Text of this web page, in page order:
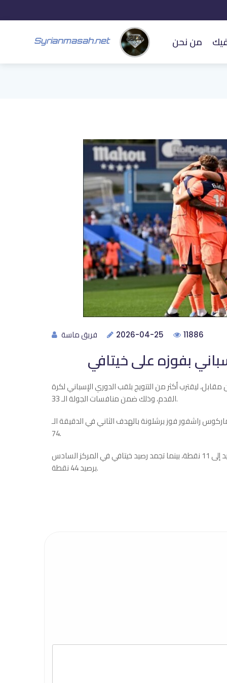
Syrianmasah.net من نحن
فريق ماسة 2026-04-25 11886
بفوزه على خيتافي
ليقترب أكثر من التتويج بلقب الدوري الإسباني لكرة
القدم، وذلك ضمن منافسات الجولة الـ 33.
عبر فيرمين لوبيز في الدقيقة الـ 45، ليؤمن ماركوس راشفور فوز برشلونة بالهدف الثاني في الدقيقة الـ
74.
وبقي برشلونة بالصدارة ووسع الفارق عن أقرب منافسيه ريال مدريد إلى 11 نقطة، بينما تجمد رصيد خيتافي في المركز السادس
برصيد 44 نقطة.